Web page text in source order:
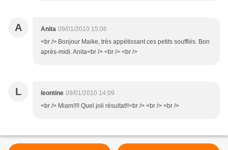
A Anita 09/01/2010 15:06
<br /> Bonjour Maike, très appétissant ces petits soufflés. Bon
après-midi. Anita<br /> <br /> <br />
L leontine 09/01/2010 14:09
<br /> Miam!!!! Quel joli résultat!!<br /> <br /> <br />